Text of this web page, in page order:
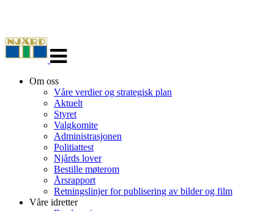
navigasjon
Om oss
Våre verdier og strategisk plan
Aktuelt
Styret
Valgkomite
Administrasjonen
Politiattest
Njårds lover
Bestille møterom
Årsrapport
Retningslinjer for publisering av bilder og film
Våre idretter